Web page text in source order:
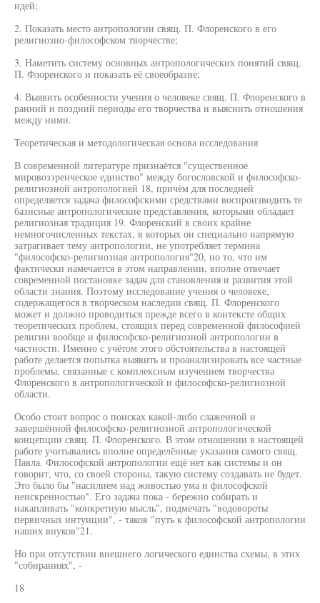
идей;
2. Показать место антропологии свящ. П. Флоренского в его
религиозно-философском творчестве;
3. Наметить систему основных антропологических понятий свящ.
П. Флоренского и показать её своеобразие;
4. Выявить особенности учения о человеке свящ. П. Флоренского в
ранний и поздний периоды его творчества и выяснить отношения
между ними.
Теоретическая и методологическая основа исследования
В современной литературе признаётся "существенное
мировоззренческое единство" между богословской и философско-
религиозной антропологией 18, причём для последней
определяется задача философскими средствами воспроизводить те
базисные антропологические представления, которыми обладает
религиозная традиция 19. Флоренский в своих крайне
немногочисленных текстах, в которых он специально напрямую
затрагивает тему антропологии, не употребляет термина
"философско-религиозная антропология"20, но то, что им
фактически намечается в этом направлении, вполне отвечает
современной постановке задач для становления и развития этой
области знания. Поэтому исследование учения о человеке,
содержащегося в творческом наследии свящ. П. Флоренского
может и должно проводиться прежде всего в контексте общих
теоретических проблем, стоящих перед современной философией
религии вообще и философско-религиозной антропологии в
частности. Именно с учётом этого обстоятельства в настоящей
работе делается попытка выявить и проанализировать все частные
проблемы, связанные с комплексным изучением творчества
Флоренского в антропологической и философско-религиозной
области.
Особо стоит вопрос о поисках какой-либо слаженной и
завершённой философско-религиозной антропологической
концепции свящ. П. Флоренского. В этом отношении в настоящей
работе учитывались вполне определённые указания самого свящ.
Павла. Философской антропологии ещё нет как системы и он
говорит, что, со своей стороны, такую систему создавать не будет.
Это было бы "насилием над живостью ума и философской
неискренностью". Его задача пока - бережно собирать и
накапливать "конкретную мысль", подмечать "водовороты
первичных интуиции", - таков "путь к философской антропологии
наших внуков"21.
Но при отсутствии внешнего логического единства схемы, в этих
"собираниях", -
18